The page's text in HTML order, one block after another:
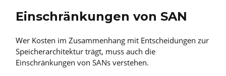
Einschränkungen von SAN
Wer Kosten im Zusammenhang mit Entscheidungen zur
Speicherarchitektur trägt, muss auch die
Einschränkungen von SANs verstehen.